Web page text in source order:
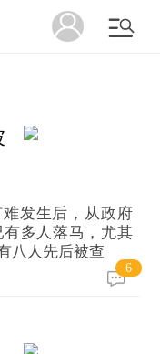
难发生后，从政府
多人落马，尤其
八人先后被查
6